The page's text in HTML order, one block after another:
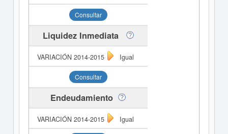
Consultar
Liquidez Inmediata
Igual
Consultar
Endeudamiento
Igual